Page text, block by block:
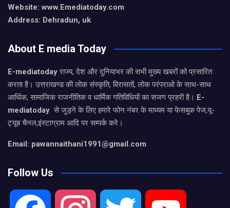
Website: www.Emediatoday.com
Address: Dehradun, uk
About E media Today
E-mediatodayराज्य, देश और दुनियाभर की सभी मुख्य खबरों को प्रसारित
करता है। उत्तराखण्ड की लोक संस्कृति, विरासतों, लोक परंपराओ के साथ-साथ
आर्थिक, सामाजिक राजनीतिक व धार्मिक गतिविधियों का सजग प्रहरी है। E-
mediatoday से जुड़ने के लिए हमारे फोन नंबर के माध्यम या फेसबुक पेज,यू-
ट्यूब चैनल,इंस्टाग्राम आदि पर सम्पर्क करे।
Email: pawannaithani1991@gmail.com
Follow Us